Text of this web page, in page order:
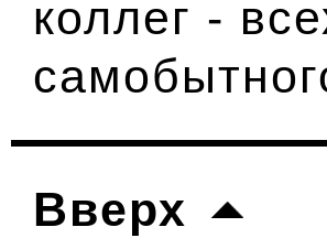
коллег -
Вверх